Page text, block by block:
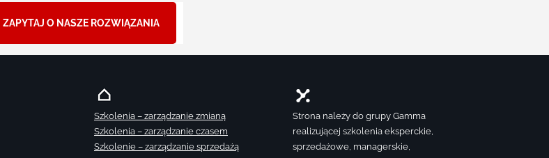
ZAPYTAJ O NASZE ROZWIĄZANIA
Szkolenia – zarządzanie zmianą
Szkolenia – zarządzanie czasem
Szkolenie – zarządzanie sprzedażą
Strona należy do grupy Gamma
realizującej szkolenia eksperckie,
sprzedażowe, managerskie,